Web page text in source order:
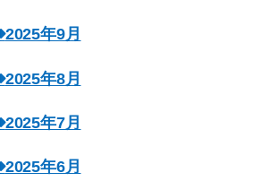
2025年9月
2025年8月
2025年7月
2025年6月